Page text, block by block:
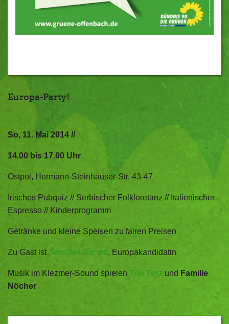
Europa-Party!
So, 11. Mai 2014 //
14.00 bis 17.00 Uhr
Ostpol, Hermann-Steinhäuser-Str. 43-47
Irisches Pubquiz // Serbischer Folkloretanz // Italienischer
Espresso // Kinderprogramm
Getränke und kleine Speisen zu fairen Preisen
Zu Gast istJennifer Bartelt, Europakandidatin
Musik im Klezmer-Sound spielen Trio Terz und Familie
Nöcher